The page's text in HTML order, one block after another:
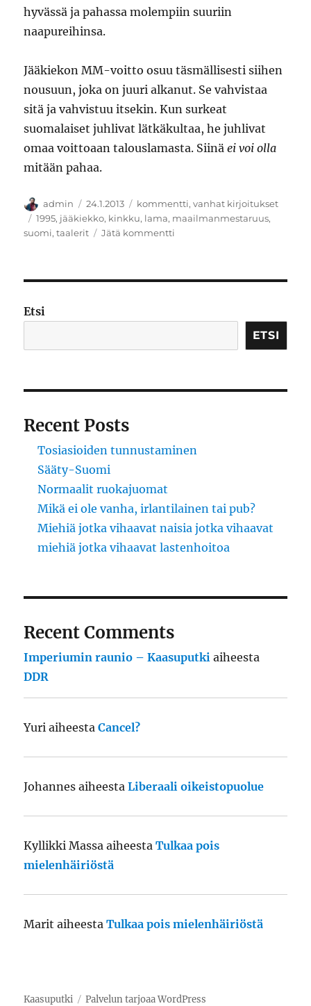
hyvässä ja pahassa molempiin suuriin
naapureihinsa.
Jääkiekon MM-voitto osuu täsmällisesti siihen
nousuun, joka on juuri alkanut. Se vahvistaa
sitä ja vahvistuu itsekin. Kun surkeat
suomalaiset juhlivat lätkäkultaa, he juhlivat
omaa voittoaan talouslamasta. Siinäei voi olla
mitään pahaa.
Kirjoittaja
admin Julkaistu
24.1.2013 Kategoriat
kommentti,vanhat kirjoitukset
Avainsanat
1995, jääkiekko, kinkku, lama, maailmanmestaruus,
suomi,taalerit Jätä kommentti
Etsi
ETSI
Recent Posts
Tosiasioiden tunnustaminen
Sääty-Suomi
Normaalit ruokajuomat
Mikä ei ole vanha, irlantilainen tai pub?
Miehiä jotka vihaavat naisia jotka vihaavat
miehiä jotka vihaavat lastenhoitoa
Recent Comments
Imperiumin raunio – Kaasuputki aiheesta
DDR
Yuri aiheestaCancel?
Johannes aiheestaLiberaali oikeistopuolue
Kyllikki Massa aiheestaTulkaa pois
mielenhäiriöstä
Marit aiheestaTulkaa pois mielenhäiriöstä
Kaasuputki Palvelun tarjoaa WordPress